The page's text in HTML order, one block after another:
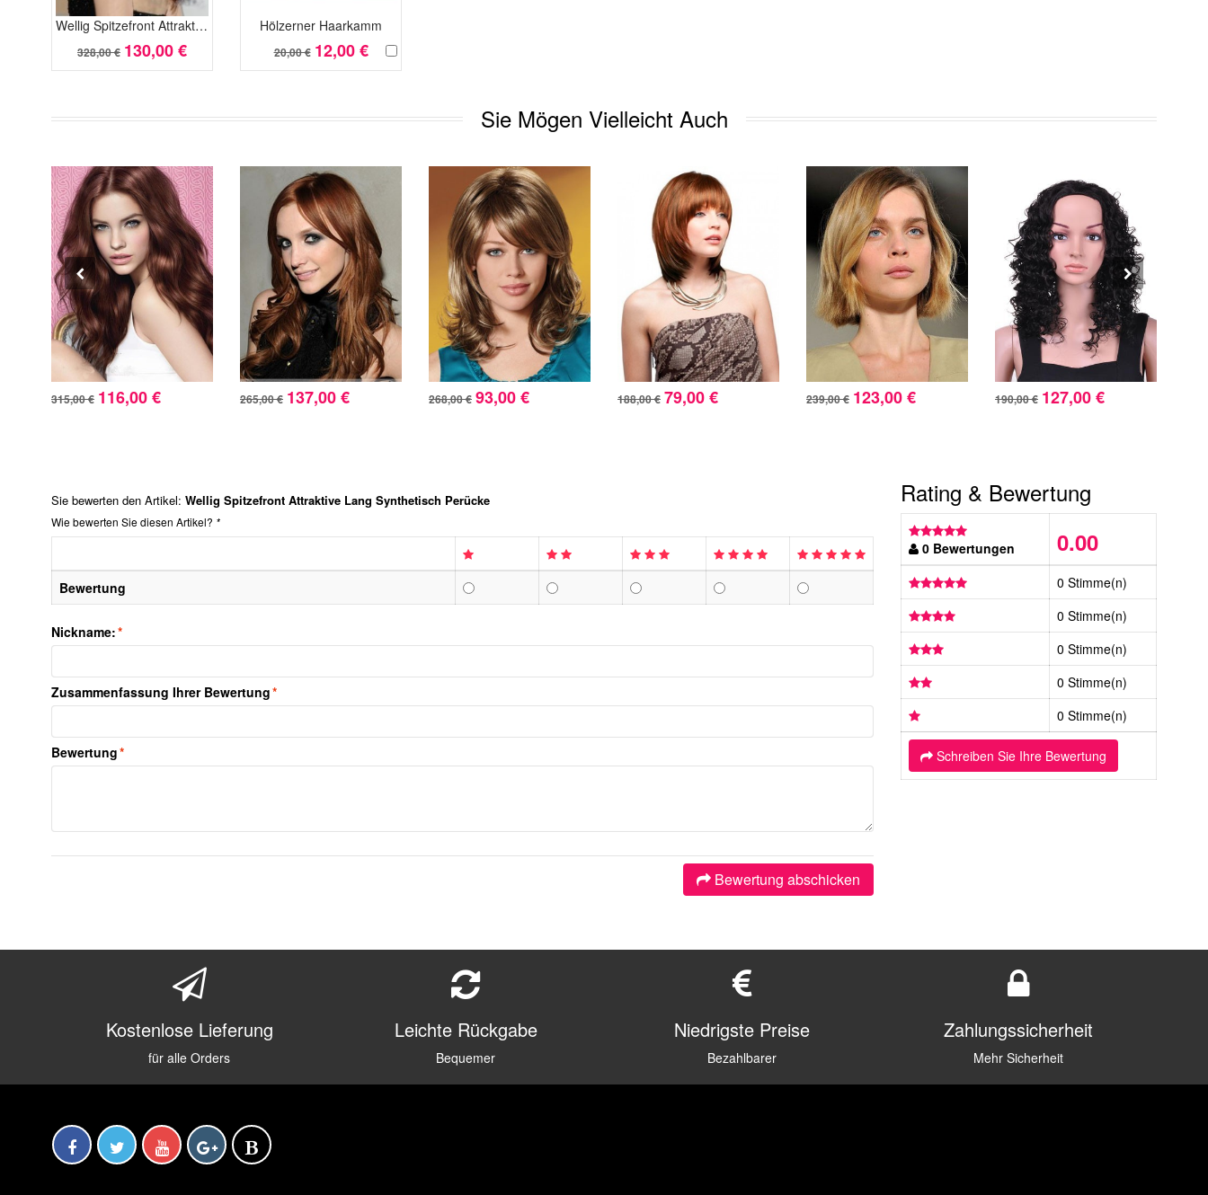
Wellig Spitzefront Attraktive Lang Synthetisch Perücke
328,00 € 130,00 €
Hölzerner Haarkamm
20,00 € 12,00 €
Sie Mögen Vielleicht Auch
315,00 € 116,00 € 265,00 € 137,00 € 268,00 € 93,00 € 188,00 € 79,00 € 239,00 € 123,00 € 190,00 € 127,00 €
Sie bewerten den Artikel: Wellig Spitzefront Attraktive Lang Synthetisch Perücke
Wie bewerten Sie diesen Artikel? *
Bewertung
*
Nickname:
*
Zusammenfassung Ihrer Bewertung
*
Bewertung
Bewertung abschicken
Rating & Bewertung
0 Bewertungen 0.00
0 Stimme(n)
0 Stimme(n)
0 Stimme(n)
0 Stimme(n)
0 Stimme(n)
Schreiben Sie Ihre Bewertung
Kostenlose Lieferung
für alle Orders
Leichte Rückgabe
Bequemer
Niedrigste Preise
Bezahlbarer
Zahlungssicherheit
Mehr Sicherheit